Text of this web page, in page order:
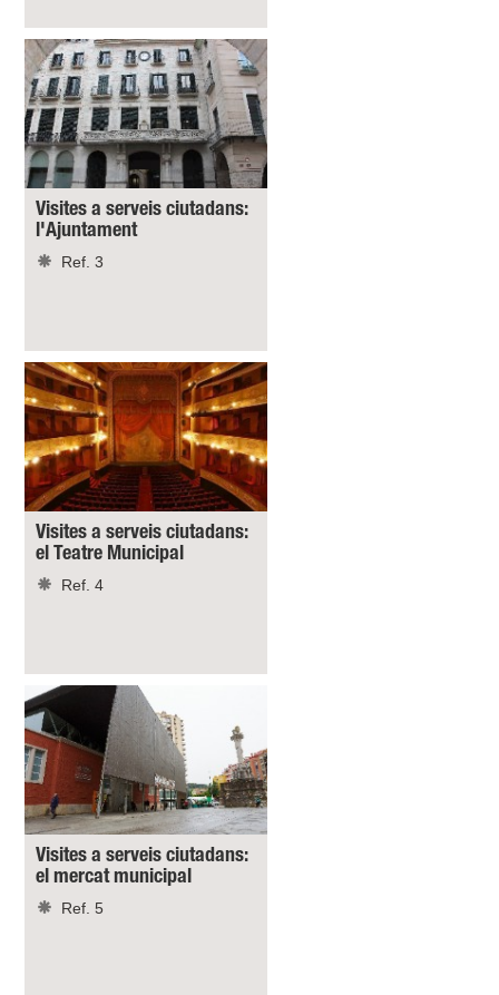
Visites a serveis ciutadans:
l'Ajuntament
Ref. 3
Visites a serveis ciutadans:
el Teatre Municipal
Ref. 4
Visites a serveis ciutadans:
el mercat municipal
Ref. 5